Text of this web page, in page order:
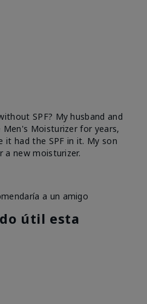
SPF? My husband and
Men's Moisturizer for years,
it had the SPF in it. My son
a new moisturizer.
a un amigo
útil esta